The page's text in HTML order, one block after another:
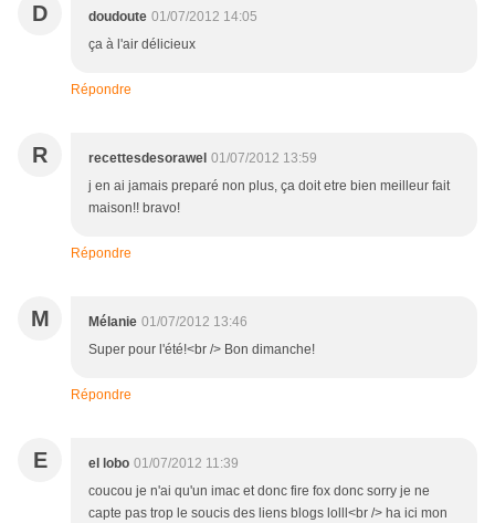
D doudoute 01/07/2012 14:05
ça à l'air délicieux
Répondre
R recettesdesorawel 01/07/2012 13:59
j en ai jamais preparé non plus, ça doit etre bien meilleur fait
maison!! bravo!
Répondre
M Mélanie 01/07/2012 13:46
Super pour l'été!<br /> Bon dimanche!
Répondre
E el lobo 01/07/2012 11:39
coucou je n'ai qu'un imac et donc fire fox donc sorry je ne
capte pas trop le soucis des liens blogs lolll<br /> ha ici mon